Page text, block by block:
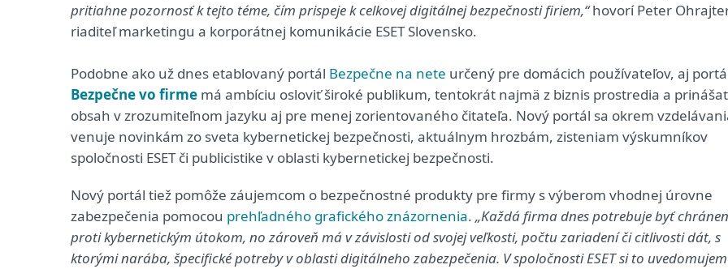
pritiahne pozornosť k tejto téme, čím prispeje k celkovej digitálnej bezpečnosti firiem,“hovorí Peter
riaditeľ marketingu a korporátnej komunikácie ESET Slovensko.
Podobne ako už dnes etablovaný portál Bezpečne na nete určený pre domácich používateľov, aj
Bezpečne vo firme má ambíciu osloviť široké publikum, tentokrát najmä z biznis prostredia a prinášať
obsah v zrozumiteľnom jazyku aj pre menej zorientovaného čitateľa. Nový portál sa okrem
venuje novinkám zo sveta kybernetickej bezpečnosti, aktuálnym hrozbám, zisteniam výskumníkov
spoločnosti ESET či publicistike v oblasti kybernetickej bezpečnosti.
Nový portál tiež pomôže záujemcom o bezpečnostné produkty pre firmy s výberom vhodnej úrovne
zabezpečenia pomocou prehľadného grafického znázornenia. „Každá firma dnes potrebuje byť
proti kybernetickým útokom, no zároveň má v závislosti od svojej veľkosti, počtu zariadení či citlivosti dát, s
ktorými narába, špecifické potreby v oblasti digitálneho zabezpečenia. V spoločnosti ESET si to